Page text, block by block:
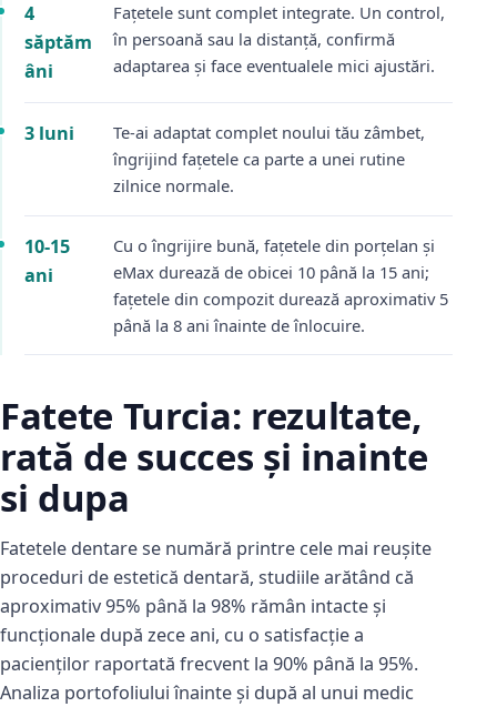
4
săptăm
âni
Fațetele sunt complet integrate. Un control,
în persoană sau la distanță, confirmă
adaptarea și face eventualele mici ajustări.
3 luni
Te-ai adaptat complet noului tău zâmbet,
îngrijind fațetele ca parte a unei rutine
zilnice normale.
10-15
ani
Cu o îngrijire bună, fațetele din porțelan și
eMax durează de obicei 10 până la 15 ani;
fațetele din compozit durează aproximativ 5
până la 8 ani înainte de înlocuire.
Fatete Turcia: rezultate,
rată de succes și inainte
si dupa
Fatetele dentare se numără printre cele mai reușite
proceduri de estetică dentară, studiile arătând că
aproximativ 95% până la 98% rămân intacte și
funcționale după zece ani, cu o satisfacție a
pacienților raportată frecvent la 90% până la 95%.
Analiza portofoliului înainte și după al unui medic